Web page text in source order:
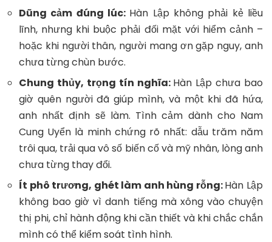
Dũng cảm đúng lúc: Hàn Lập không phải kẻ liều
lĩnh, nhưng khi buộc phải đối mặt với hiểm cảnh –
hoặc khi người thân, người mang ơn gặp nguy, anh
chưa từng chùn bước.
Chung thủy, trọng tín nghĩa: Hàn Lập chưa bao
giờ quên người đã giúp mình, và một khi đã hứa,
anh nhất định sẽ làm. Tình cảm dành cho Nam
Cung Uyển là minh chứng rõ nhất: dẫu trăm năm
trôi qua, trải qua vô số biến cố và mỹ nhân, lòng anh
chưa từng thay đổi.
Ít phô trương, ghét làm anh hùng rỗng:Hàn Lập
không bao giờ vì danh tiếng mà xông vào chuyện
thị phi, chỉ hành động khi cần thiết và khi chắc chắn
mình có thể kiểm soát tình hình.